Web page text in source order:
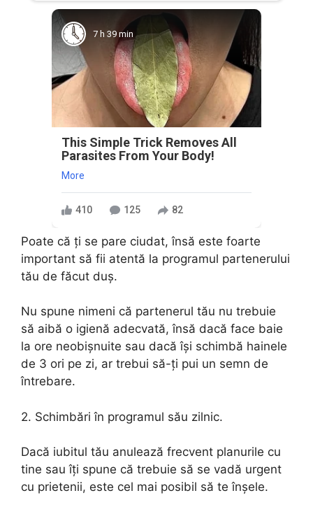
7 h 39 min
This Simple Trick Removes All
Parasites From Your Body!
More
410 125 82
Poate că ți se pare ciudat, însă este foarte
important să fii atentă la programul partenerului
tău de făcut duș.
Nu spune nimeni că partenerul tău nu trebuie
să aibă o igienă adecvată, însă dacă face baie
la ore neobișnuite sau dacă își schimbă hainele
de 3 ori pe zi, ar trebui să-ți pui un semn de
întrebare.
2. Schimbări în programul său zilnic.
Dacă iubitul tău anulează frecvent planurile cu
tine sau îți spune că trebuie să se vadă urgent
cu prietenii, este cel mai posibil să te înșele.